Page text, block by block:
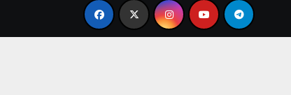
Brand Baju Modis Terbaru 2026: Desain Simple